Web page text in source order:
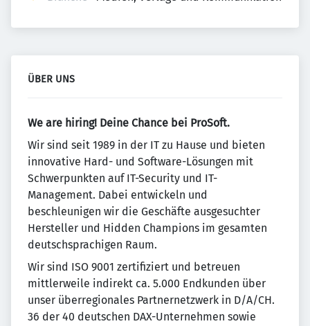
ÜBER UNS
We are hiring! Deine Chance bei ProSoft.
Wir sind seit 1989 in der IT zu Hause und bieten
innovative Hard- und Software-Lösungen mit
Schwerpunkten auf IT-Security und IT-
Management. Dabei entwickeln und
beschleunigen wir die Geschäfte ausgesuchter
Hersteller und Hidden Champions im gesamten
deutschsprachigen Raum.
Wir sind ISO 9001 zertifiziert und betreuen
mittlerweile indirekt ca. 5.000 Endkunden über
unser überregionales Partnernetzwerk in D/A/CH.
36 der 40 deutschen DAX-Unternehmen sowie